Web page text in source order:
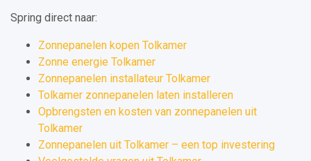
Spring direct naar:
Zonnepanelen kopen Tolkamer
Zonne energie Tolkamer
Zonnepanelen installateur Tolkamer
Tolkamer zonnepanelen laten installeren
Opbrengsten en kosten van zonnepanelen uit
Tolkamer
Zonnepanelen uit Tolkamer – een top investering